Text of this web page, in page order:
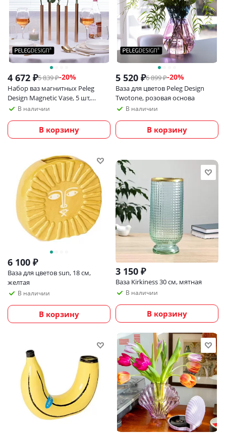
4 672 ₽5 839₽-20%
Набор ваз магнитных Peleg
Design Magnetic Vase, 5 шт,
золотой
В наличии
В корзину
5 520 ₽6 899₽-20%
Ваза для цветов Peleg Design
Twotone, розовая основа
В наличии
В корзину
6 100 ₽
Ваза для цветов sun, 18 см,
желтая
В наличии
В корзину
3 150 ₽
Ваза Kirkiness 30 см, мятная
В наличии
В корзину